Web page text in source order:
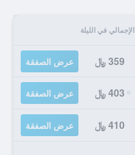
الإجمالي في الليلة
359 ﷼ عرض الصفقة
403 ﷼ عرض الصفقة
410 ﷼ عرض الصفقة